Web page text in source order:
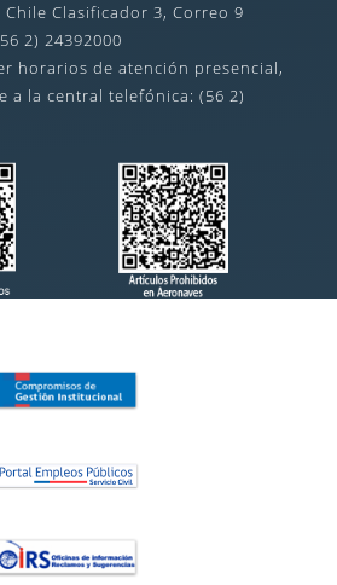
Chile Clasificador 3, Correo 9
2) 24392000
horarios de atención presencial,
a la central telefónica: (56 2)